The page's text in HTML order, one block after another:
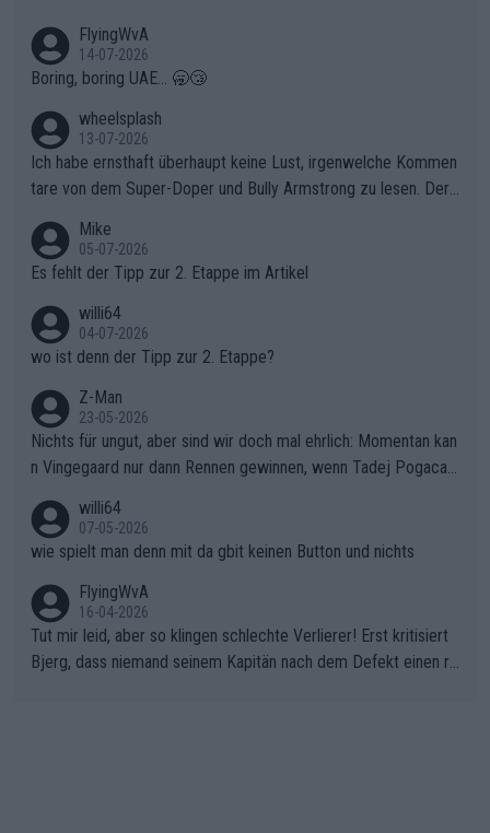
FlyingWvA
14-07-2026
Boring, boring UAE... 🥱😴
wheelsplash
13-07-2026
Ich habe ernsthaft überhaupt keine Lust, irgenwelche Kommen
tare von dem Super-Doper und Bully Armstrong zu lesen. Der
r die gehört nicht in dieses Medium!
Mike
05-07-2026
Es fehlt der Tipp zur 2. Etappe im Artikel
willi64
04-07-2026
wo ist denn der Tipp zur 2. Etappe?
Z-Man
23-05-2026
Nichts für ungut, aber sind wir doch mal ehrlich: Momentan kan
n Vingegaard nur dann Rennen gewinnen, wenn Tadej Pogacar
willi64
07-05-2026
wie spielt man denn mit da gbit keinen Button und nichts
FlyingWvA
16-04-2026
Tut mir leid, aber so klingen schlechte Verlierer! Erst kritisiert
Bjerg, dass niemand seinem Kapitän nach dem Defekt einen ro